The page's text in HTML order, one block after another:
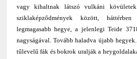
vagy kihaltnak látszó vulkáni
sziklaképződmények között,
legmagasabb hegye, a jelenlegi Teide
nagyságával. Tovább haladva újabb
tűlevelű fák és bokrok uralják a